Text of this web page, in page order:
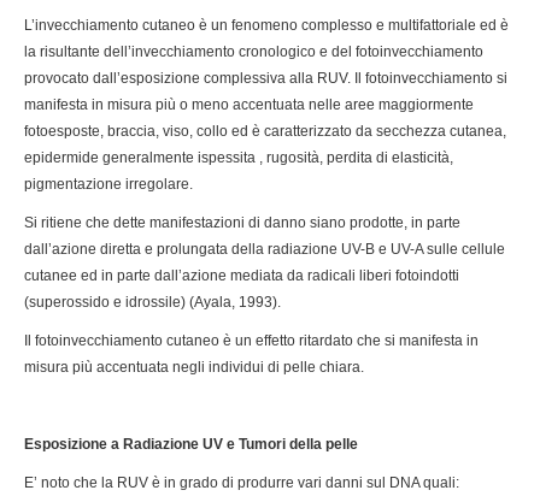
L’invecchiamento cutaneo è un fenomeno complesso e multifattoriale ed è
la risultante dell’invecchiamento cronologico e del fotoinvecchiamento
provocato dall’esposizione complessiva alla RUV. Il fotoinvecchiamento si
manifesta in misura più o meno accentuata nelle aree maggiormente
fotoesposte, braccia, viso, collo ed è caratterizzato da secchezza cutanea,
epidermide generalmente ispessita , rugosità, perdita di elasticità,
pigmentazione irregolare.
Si ritiene che dette manifestazioni di danno siano prodotte, in parte
dall’azione diretta e prolungata della radiazione UV-B e UV-A sulle cellule
cutanee ed in parte dall’azione mediata da radicali liberi fotoindotti
(superossido e idrossile) (Ayala, 1993).
Il fotoinvecchiamento cutaneo è un effetto ritardato che si manifesta in
misura più accentuata negli individui di pelle chiara.
Esposizione a Radiazione UV e Tumori della pelle
E’ noto che la RUV è in grado di produrre vari danni sul DNA quali: